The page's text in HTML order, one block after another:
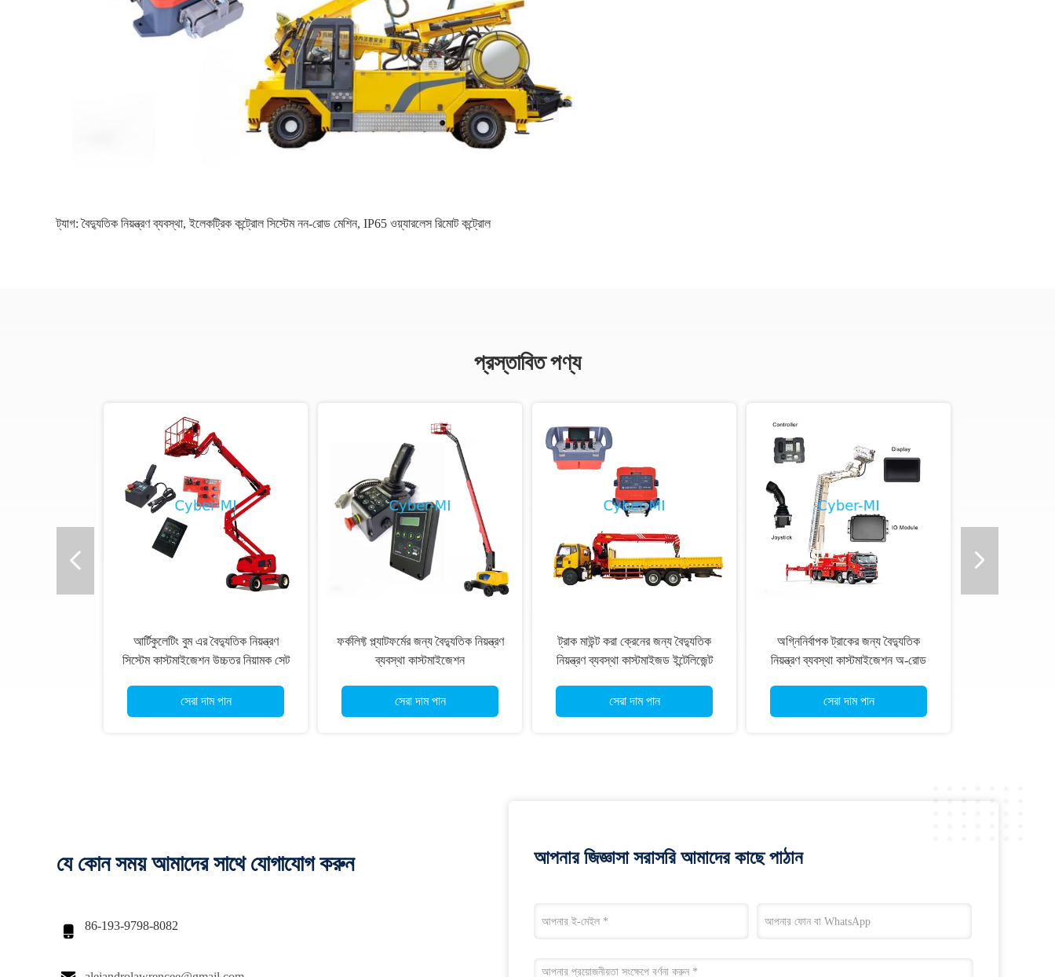
ট্যাগ:বৈদ্যুতিক নিয়ন্ত্রণ ব্যবস্থা, ইলেকট্রিক কন্ট্রোল সিস্টেম নন-রোড মেশিন, IP65 ওয়্যারলেস রিমোট কন্ট্রোল
প্রস্তাবিত পণ্য
আর্টিকুলেটিং বুম এর বৈদ্যুতিক নিয়ন্ত্রণ
সিস্টেম কাস্টমাইজেশন উচ্চতর নিয়ামক সেট
সেরা দাম পান
ফর্কলিফ্ট প্ল্যাটফর্মের জন্য বৈদ্যুতিক নিয়ন্ত্রণ
ব্যবস্থা কাস্টমাইজেশন
সেরা দাম পান
ট্রাক মাউন্ট করা ক্রেনের জন্য বৈদ্যুতিক
নিয়ন্ত্রণ ব্যবস্থা কাস্টমাইজড ইন্টেলিজেন্ট
সেরা দাম পান
অগ্নিনির্বাপক ট্রাকের জন্য বৈদ্যুতিক
নিয়ন্ত্রণ ব্যবস্থা কাস্টমাইজেশন অ-রোড
সেট
সেরা দাম পান
যে কোন সময় আমাদের সাথে যোগাযোগ করুন
 86-193-9798-8082
আপনার জিজ্ঞাসা সরাসরি আমাদের কাছে পাঠান